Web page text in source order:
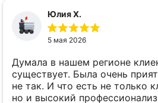
Юлия Х.
5 мая 2026
Думала в нашем регионе
существует. Была очень
не так. И что есть не только
но и высокий